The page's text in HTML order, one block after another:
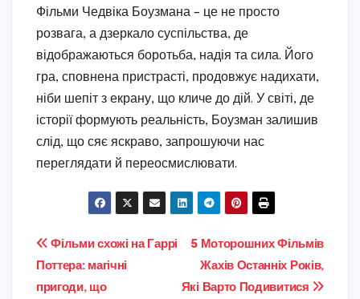
Фільми Чедвіка Боузмана – це не просто
розвага, а дзеркало суспільства, де
відображаються боротьба, надія та сила. Його
гра, сповнена пристрасті, продовжує надихати,
ніби шепіт з екрану, що кличе до дій. У світі, де
історії формують реальність, Боузман залишив
слід, що сяє яскраво, запрошуючи нас
переглядати й переосмислювати.
Навігація
записів
5 Моторошних Фільмів
Жахів Останніх Років,
Які Варто Подивитися
Фільми схожі на Гаррі
Поттера: магічні
пригоди, що